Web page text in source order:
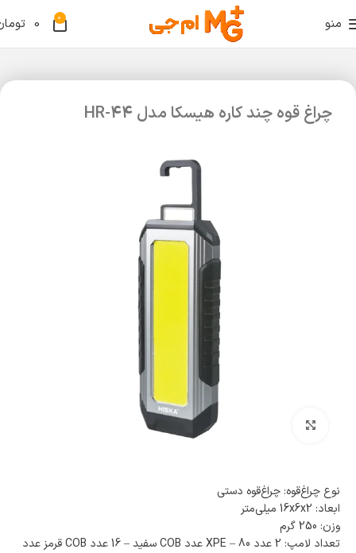
منو 0
0
چراغ قوه چند کاره هیسکا مدل HR-44
نوع چراغ‌قوه: چراغ‌قوه دستی
ابعاد: 16x6x2 میلی‌متر
وزن: 250 گرم
تعداد لامپ: 2 عدد XPE – 80 عدد COB سفید – 16 عدد COB قرمز عدد